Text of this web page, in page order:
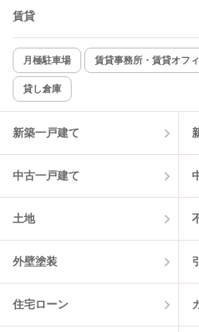
賃貸
月極駐車場 賃貸事務所・賃貸オフ
貸し倉庫
新築一戸建て
中古一戸建て
土地
外壁塗装
住宅ローン